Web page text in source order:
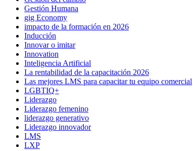
Gestión Humana
gig Economy
impacto de la formación en 2026
Inducción
Innovar o imitar
Innovation
Inteligencia Artificial
La rentabilidad de la capacitación 2026
Las mejores LMS para capacitar tu equipo comercial
LGBTIQ+
Liderazgo
Liderazgo femenino
liderazgo generativo
Liderazgo innovador
LMS
LXP